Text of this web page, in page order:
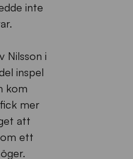
inte
Nilsson i
inspel
kom
mer
att
ett